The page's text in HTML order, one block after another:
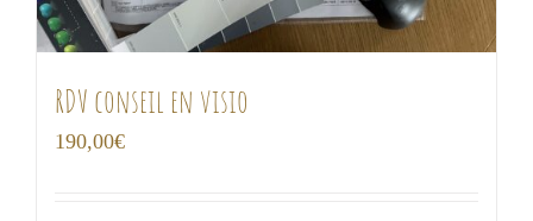
RDV conseil en visio
190,00€